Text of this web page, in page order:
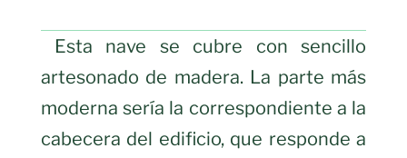
Esta nave se cubre con sencillo
artesonado de madera. La parte más
moderna sería la correspondiente a la
cabecera del edificio, que responde a